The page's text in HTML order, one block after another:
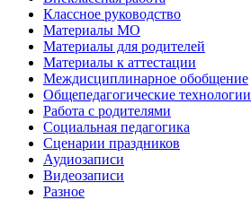
Классное руководство
Материалы МО
Материалы для родителей
Материалы к аттестации
Междисциплинарное обобщение
Общепедагогические технологии
Работа с родителями
Социальная педагогика
Сценарии праздников
Аудиозаписи
Видеозаписи
Разное